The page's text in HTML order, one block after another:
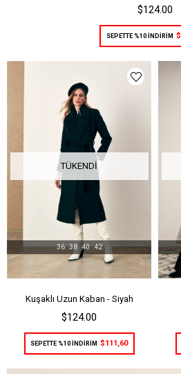
$124.00
SEPETTE %10 İNDİRİM
TÜKENDI
Kuşaklı Uzun Kaban - Siyah
$124.00
36 38 40 42
SEPETTE %10 İNDİRİM $111,60